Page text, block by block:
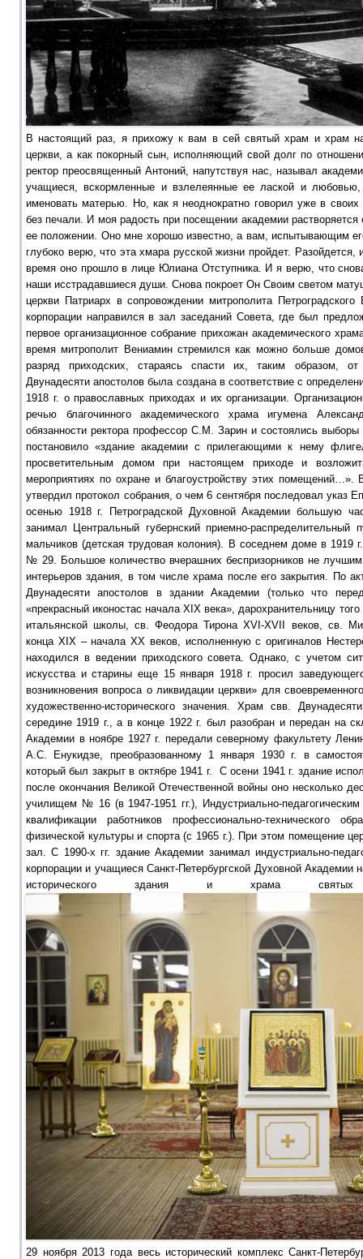
В настоящий раз, я прихожу к вам в сей святый храм и храм
церкви, а как покорный сын, исполняющий свой долг по
ректор преосвященный Антоний, напутствуя нас, называл
учащиеся, вскормленные и взлелеянные ее лаской и
именовать матерью. Но, как я неоднократно говорил уже в
без печали. И моя радость при посещении академии
ее положении. Оно мне хорошо известно, а вам, испытывающим
глубоко верю, что эта хмара русской жизни пройдет. Разойдется,
время оно прошло в лице Юлиана От​ступника. И я верю, что
наши исстрадав​шиеся души. Снова покроет Он Своим светом
церкви Патриарх в сопровождении митрополита
корпорации направился в зал заседаний Совета, где был
первое организационное собрание прихожан академического
время митрополит Вениамин стремился как можно больше
разряд приходских, стараясь спасти их, таким образом,
Двунадесяти апостолов была создана в соответствие с
1918 г. о православных приходах и их организации.
речью благочинного академического храма игумена
обязанности ректора профессор С.М. Зарин и состоялись выборы
постановило «здание академии с прилегающими к нему
просветительным домом при настоящем приходе и
мероприятиях по охране и благоустройству этих
утвердил протокол собрания, о чем 6 сентября последовал указ
осенью 1918 г. Петроградской Духовной Академии большую
занимал Центральный губернский приемно-распределительный
мальчиков (детская трудовая колония). В соседнем доме в 1919
№ 29. Большое количество вчерашних беспризорников не лучшим
интерьеров здания, в том числе храма после его закрытия. По
Двунадесяти апостолов в здании Академии (только что
«прекрасный иконостас начала XIX века», дарохранительницу
итальянской школы, св. Феодора Тирона XVI-XVII веков, св.
конца XIX – начала XX веков, исполненную с оригиналов
находился в ведении приходского совета. Однако, с учетом
искусства и старины еще 15 января 1918 г. просил
возникновения вопроса о ликвидации церкви» для
художественно-исторического значения. Храм свв.
середине 1919 г., а в конце 1922 г. был разобран и передан на
Академии в ноябре 1927 г. передали северному факультету
А.С. Енукидзе, преобразованному 1 января 1930 г. в
который был закрыт в октябре 1941 г. С осени 1941 г. здание
после окончания Великой Отечественной войны оно несколько
училищем № 16 (в 1947-1951 гг.), Индустриально-
квалификации работников профессионально-технического
физической культуры и спорта (с 1965 г.). При этом помещение
зал. С 1990-х гг. здание Академии занимал индустриально-
корпорации и учащиеся Санкт-Петербургской Духовной Академии
исторического здания и храма святых
29 ноября 2013 года весь исторический комплекс Санкт-